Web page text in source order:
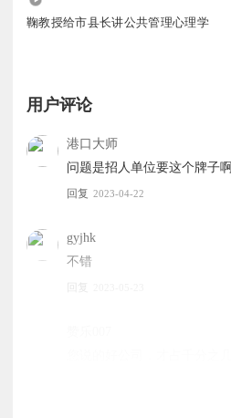
鞠教授给市县长讲公共管理心理学
用户评论
港口大师
问题是招人单位要这个牌子啊
回复 2023-04-22
gyjhk
不错
回复